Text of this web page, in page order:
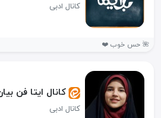
کانال ادبی
🌺 حس خوب ❤️
کانال ایتا فن
کانال ادبی